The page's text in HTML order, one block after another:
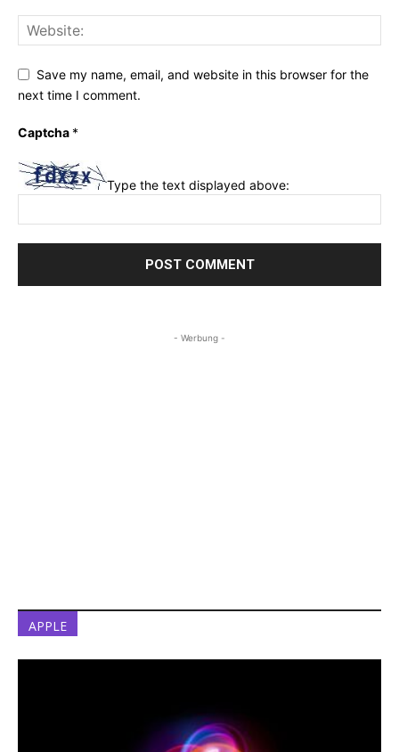
Save my name, email, and website in this browser for the
next time I comment.
Captcha *
Type the text displayed above:
- Werbung -
APPLE